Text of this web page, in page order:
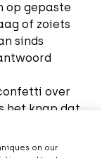
on our
op gepaste
of zoiets
sinds
over
het knap dat
En tóch